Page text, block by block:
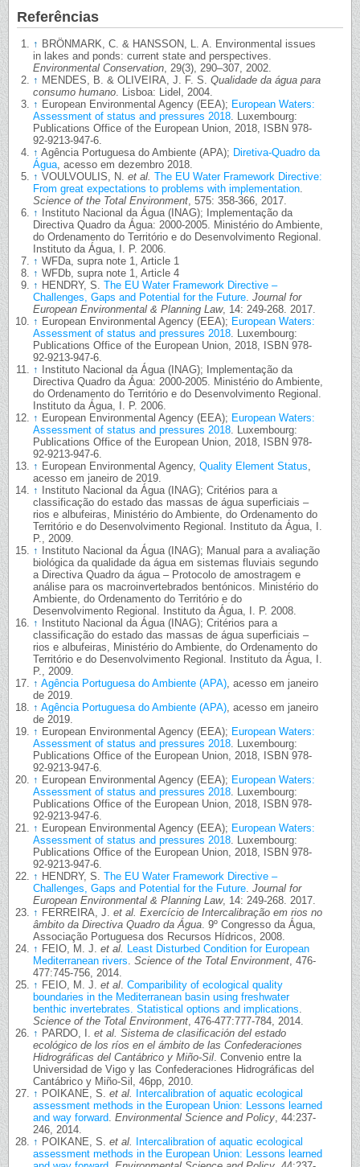
Referências
↑ BRÖNMARK, C. & HANSSON, L. A. Environmental issues
in lakes and ponds: current state and perspectives.
Environmental Conservation , 29(3), 290–307, 2002.
↑ MENDES, B. & OLIVEIRA, J. F. S. Qualidade da água para
consumo humano . Lisboa: Lidel, 2004.
↑ European Environmental Agency (EEA); European Waters:
Assessment of status and pressures 2018 . Luxembourg:
Publications Office of the European Union, 2018, ISBN 978-
92-9213-947-6.
↑ Agência Portuguesa do Ambiente (APA); Diretiva-Quadro da
Água , acesso em dezembro 2018.
↑ VOULVOULIS, N. et al. The EU Water Framework Directive:
From great expectations to problems with implementation
Science of the Total Environment , 575: 358-366, 2017.
↑
Instituto Nacional da Água (INAG); Implementação da
Directiva Quadro da Água: 2000-2005. Ministério do Ambiente,
do Ordenamento do Território e do Desenvolvimento Regional.
Instituto da Água, I. P. 2006.
↑ WFDa, supra note 1, Article 1
↑ WFDb, supra note 1, Article 4
↑ HENDRY, S. The EU Water Framework Directive –
Challenges, Gaps and Potential for the Future Journal for
European Environmental & Planning Law, 14: 249-268. 2017.
↑ European Environmental Agency (EEA); European Waters:
Assessment of status and pressures 2018 . Luxembourg:
Publications Office of the European Union, 2018, ISBN 978-
92-9213-947-6.
↑
Instituto Nacional da Água (INAG); Implementação da
Directiva Quadro da Água: 2000-2005. Ministério do Ambiente,
do Ordenamento do Território e do Desenvolvimento Regional.
Instituto da Água, I. P. 2006.
↑ European Environmental Agency (EEA); European Waters:
Assessment of status and pressures 2018 . Luxembourg:
Publications Office of the European Union, 2018, ISBN 978-
92-9213-947-6.
↑ European Environmental Agency, Quality Element Status
acesso em janeiro de 2019.
↑
Instituto Nacional da Água (INAG); Critérios para a
classificação do estado das massas de água superficiais –
rios e albufeiras, Ministério do Ambiente, do Ordenamento do
Território e do Desenvolvimento Regional. Instituto da Água, I.
P., 2009.
↑
Instituto Nacional da Água (INAG); Manual para a avaliação
biológica da qualidade da água em sistemas fluviais segundo
a Directiva Quadro da água – Protocolo de amostragem e
análise para os macroinvertebrados bentónicos. Ministério do
Ambiente, do Ordenamento do Território e do
Desenvolvimento Regional. Instituto da Água, I. P. 2008.
↑
Instituto Nacional da Água (INAG); Critérios para a
classificação do estado das massas de água superficiais –
rios e albufeiras, Ministério do Ambiente, do Ordenamento do
Território e do Desenvolvimento Regional. Instituto da Água, I.
P., 2009.
↑ Agência Portuguesa do Ambiente (APA) , acesso em janeiro
de 2019.
↑ Agência Portuguesa do Ambiente (APA) , acesso em janeiro
de 2019.
↑ European Environmental Agency (EEA); European Waters:
Assessment of status and pressures 2018 . Luxembourg:
Publications Office of the European Union, 2018, ISBN 978-
92-9213-947-6.
↑ European Environmental Agency (EEA); European Waters:
Assessment of status and pressures 2018 . Luxembourg:
Publications Office of the European Union, 2018, ISBN 978-
92-9213-947-6.
↑ European Environmental Agency (EEA); European Waters:
Assessment of status and pressures 2018 . Luxembourg:
Publications Office of the European Union, 2018, ISBN 978-
92-9213-947-6.
↑ HENDRY, S. The EU Water Framework Directive –
Challenges, Gaps and Potential for the Future Journal for
European Environmental & Planning Law, 14: 249-268. 2017.
↑ FERREIRA, J. et al. Exercício de Intercalibração em rios no
âmbito da Directiva Quadro da Água . 9º Congresso da Água,
Associação Portuguesa dos Recursos Hídricos, 2008.
↑ FEIO, M. J. et al.
Least Disturbed Condition for European
Mediterranean rivers Science of the Total Environment , 476-
477:745-756, 2014.
↑ FEIO, M. J. et al Comparibility of ecological quality
boundaries in the Mediterranean basin using freshwater
benthic invertebrates. Statistical options and implications
Science of the Total Environment , 476-477:777-784, 2014.
↑ PARDO, I. et al. Sistema de clasificación del estado
ecológico de los ríos en el ámbito de las Confederaciones
Hidrográficas del Cantábrico y Miño-Sil . Convenio entre la
Universidad de Vigo y las Confederaciones Hidrográficas del
Cantábrico y Miño-Sil, 46pp, 2010.
↑ POIKANE, S. et al.
Intercalibration of aquatic ecological
assessment methods in the European Union: Lessons learned
and way forward Environmental Science and Policy , 44:237-
246, 2014.
↑ POIKANE, S. et al.
Intercalibration of aquatic ecological
assessment methods in the European Union: Lessons learned